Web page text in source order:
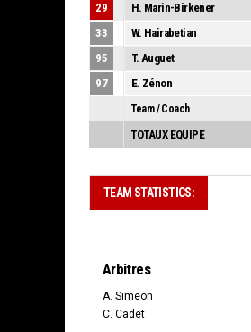
29 H. Marin-Birkener
33 W. Hairabetian
95 T. Auguet
97 E. Zénon
Team / Coach
TOTAUX EQUIPE
TEAM STATISTICS:
Arbitres
A. Simeon
C. Cadet